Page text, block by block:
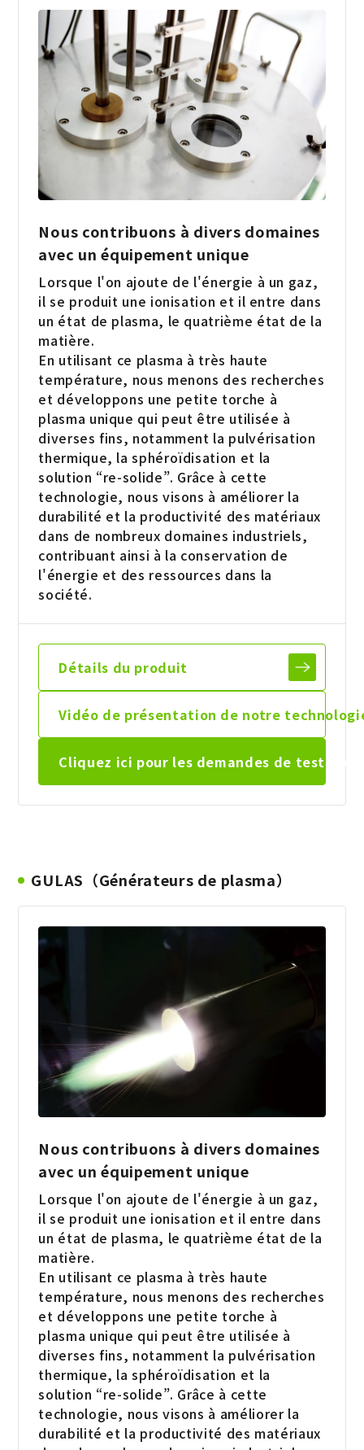
Nous contribuons à divers domaines
avec un équipement unique
Lorsque l'on ajoute de l'énergie à un gaz,
il se produit une ionisation et il entre dans
un état de plasma, le quatrième état de la
matière.
En utilisant ce plasma à très haute
température, nous menons des recherches
et développons une petite torche à
plasma unique qui peut être utilisée à
diverses fins, notamment la pulvérisation
thermique, la sphéroïdisation et la
solution “re-solide”. Grâce à cette
technologie, nous visons à améliorer la
durabilité et la productivité des matériaux
dans de nombreux domaines industriels,
contribuant ainsi à la conservation de
l'énergie et des ressources dans la
société.
Détails du produit
Vidéo de présentation de notre
Cliquez ici pour les demandes de test, de
GULAS（Générateurs de plasma）
Nous contribuons à divers domaines
avec un équipement unique
Lorsque l'on ajoute de l'énergie à un gaz,
il se produit une ionisation et il entre dans
un état de plasma, le quatrième état de la
matière.
En utilisant ce plasma à très haute
température, nous menons des recherches
et développons une petite torche à
plasma unique qui peut être utilisée à
diverses fins, notamment la pulvérisation
thermique, la sphéroïdisation et la
solution “re-solide”. Grâce à cette
technologie, nous visons à améliorer la
durabilité et la productivité des matériaux